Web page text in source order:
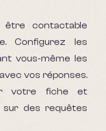
être contactable
Configurez les
vous-même les
vos réponses.
votre fiche et
des requêtes